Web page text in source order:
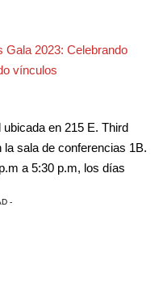
Gala 2023: Celebrando
vínculos
en 215 E. Third
sala de conferencias 1B.
a 5:30 p.m, los días
-